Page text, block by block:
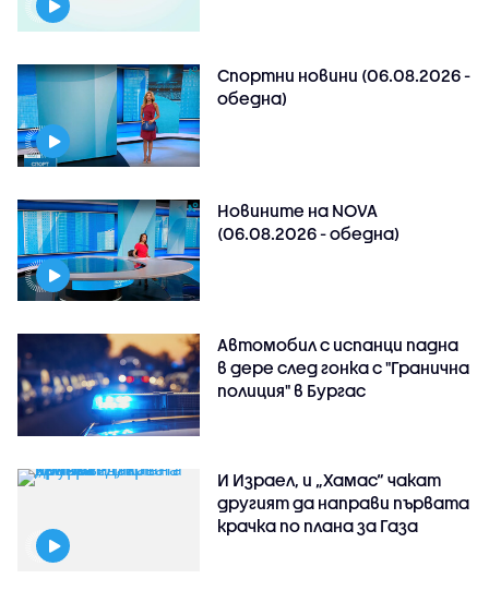
Спортни новини (06.08.2026 -
обедна)
Новините на NOVA
(06.08.2026 - обедна)
Автомобил с испанци падна
в дере след гонка с "Гранична
полиция" в Бургас
И Израел, и „Хамас“ чакат
другият да направи първата
крачка по плана за Газа